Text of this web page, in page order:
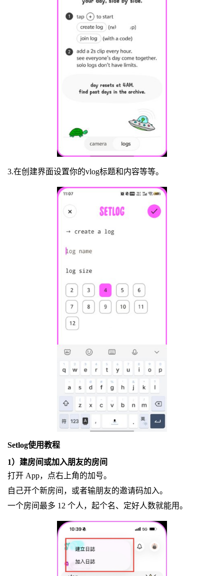
3.在创建界面设置你的vlog标题和内容等等。
Setlog使用教程
1）建房间或加入朋友的房间
打开 App，点右上角的加号。
自己开个新房间，或者输朋友的邀请码加入。
一个房间最多 12 个人，起个名、定好人数就能用。